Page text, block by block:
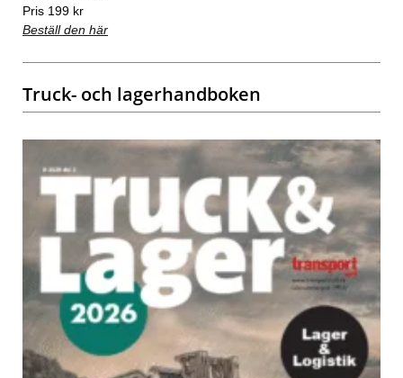
Pris 199 kr
Beställ den här
Truck- och lagerhandboken